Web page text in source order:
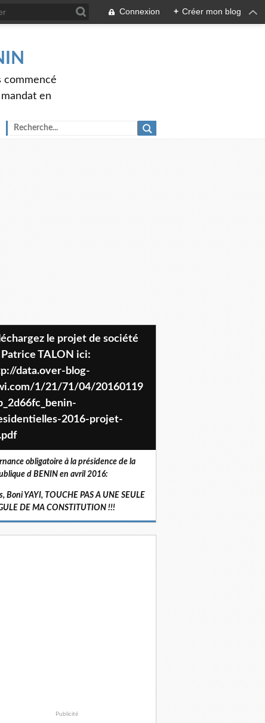
Connexion + Créer mon blog
commencé
en
TALON ici:
data.over-blog-
1/21/71/04/20160119
2016-projet-
obligatoire à la présidence de la
d BENIN en avril 2016:
Boni YAYI, TOUCHE PAS A UNE SEULE
DE MA CONSTITUTION !!!
Publicité